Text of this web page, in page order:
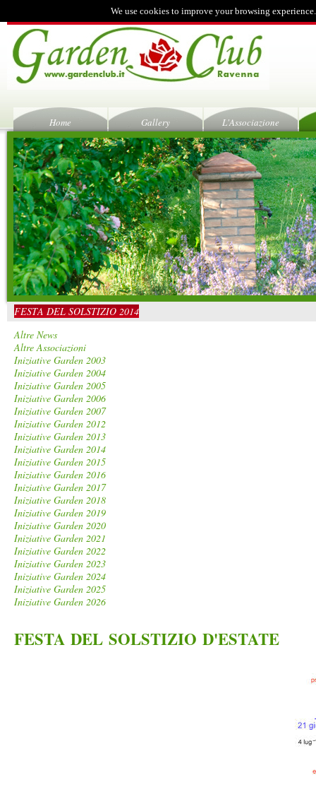
We use cookies to improve your browsing
Home Gallery L'Associazione
FESTA DEL SOLSTIZIO 2014
Altre News
Altre Associazioni
Iniziative Garden 2003
Iniziative Garden 2004
Iniziative Garden 2005
Iniziative Garden 2006
Iniziative Garden 2007
Iniziative Garden 2012
Iniziative Garden 2013
Iniziative Garden 2014
Iniziative Garden 2015
Iniziative Garden 2016
Iniziative Garden 2017
Iniziative Garden 2018
Iniziative Garden 2019
Iniziative Garden 2020
Iniziative Garden 2021
Iniziative Garden 2022
Iniziative Garden 2023
Iniziative Garden 2024
Iniziative Garden 2025
Iniziative Garden 2026
FESTA DEL SOLSTIZIO D'ESTATE